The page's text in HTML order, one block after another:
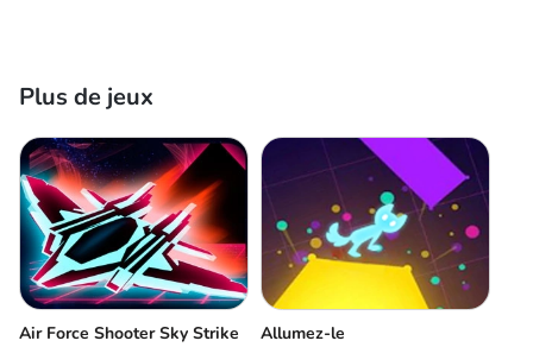
Plus de jeux
Air Force Shooter Sky Strike Allumez-le